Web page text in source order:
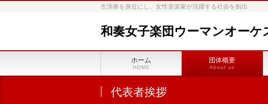
生演奏を身近にし、女性音楽家が活躍する社会を創出
和奏女子楽団ウーマンオーケ
ホーム
HOME
団体概要
About us
代表者挨拶